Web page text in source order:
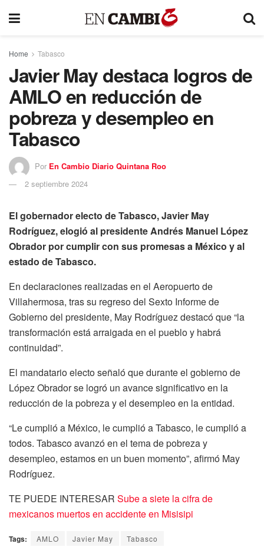
Home Tabasco
Javier May destaca logros de
AMLO en reducción de
pobreza y desempleo en
Tabasco
Por En Cambio Diario Quintana Roo
2 septiembre 2024
El gobernador electo de Tabasco, Javier May
Rodríguez, elogió al presidente Andrés Manuel López
Obrador por cumplir con sus promesas a México y al
estado de Tabasco.
En declaraciones realizadas en el Aeropuerto de
Villahermosa, tras su regreso del Sexto Informe de
Gobierno del presidente, May Rodríguez destacó que “la
transformación está arraigada en el pueblo y habrá
continuidad”.
El mandatario electo señaló que durante el gobierno de
López Obrador se logró un avance significativo en la
reducción de la pobreza y el desempleo en la entidad.
“Le cumplió a México, le cumplió a Tabasco, le cumplió a
todos. Tabasco avanzó en el tema de pobreza y
desempleo, estamos en un buen momento”, afirmó May
Rodríguez.
TE PUEDE INTERESAR Sube a siete la cifra de
mexicanos muertos en accidente en Misisipi
Tags: AMLO Javier May Tabasco